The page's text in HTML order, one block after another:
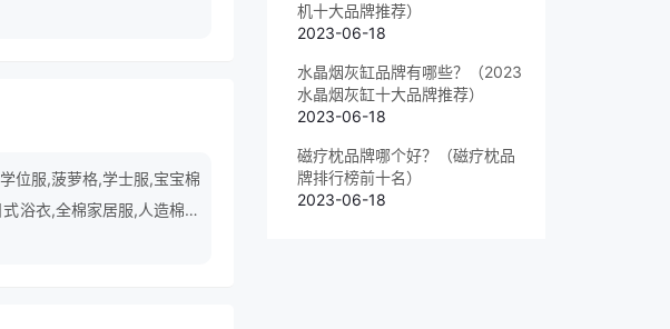
位服,菠萝格,学士服,宝宝棉
浴衣,全棉家居服,人造棉连
机十大品牌推荐）
2023-06-18
水晶烟灰缸品牌有哪些？（2023
水晶烟灰缸十大品牌推荐）
2023-06-18
磁疗枕品牌哪个好？（磁疗枕品
牌排行榜前十名）
2023-06-18